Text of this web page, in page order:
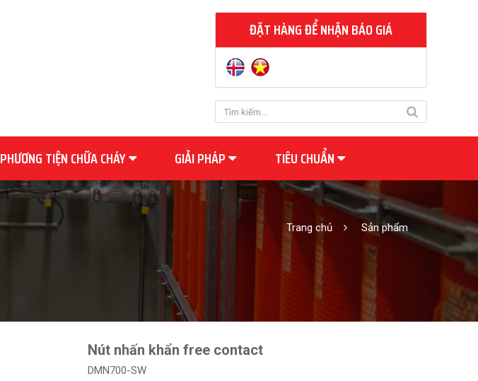
ĐẶT HÀNG ĐỂ NHẬN BÁO GIÁ
PHƯƠNG TIỆN CHỮA CHÁY GIẢI PHÁP TIÊU CHUẨN
Trang chủ Sản phẩm
Nút nhấn khẩn free contact
DMN700-SW